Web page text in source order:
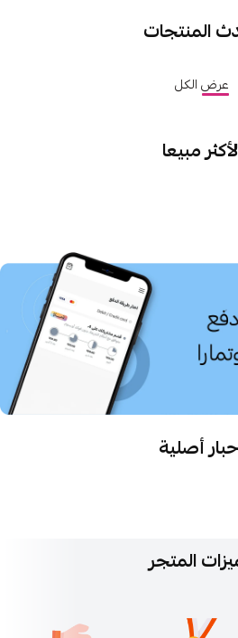
المنتجات
عرض الكل
مبيعا
أصلية
المتجر